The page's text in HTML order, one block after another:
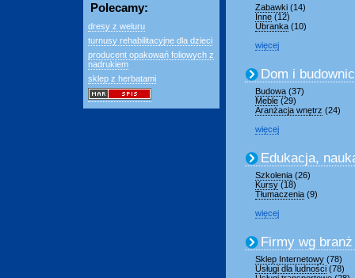
Polecamy:
dresy z weluru
turnusy rehabilitacyjne dla dzieci
producent opakowań foliowych z
nadrukiem
sklep z herbatami
Zabawki (14)
Inne (12)
Ubranka (10)
więcej
Dom i
Budowa (37)
Meble (29)
Aranżacja wnętrz (24)
więcej
Edukacja,
Szkolenia (26)
Kursy (18)
Tłumaczenia (9)
więcej
Firmy wg branż
Sklep Internetowy (78)
Usługi dla ludności (78)